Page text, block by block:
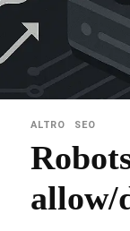
ALTRO SEO
allow/